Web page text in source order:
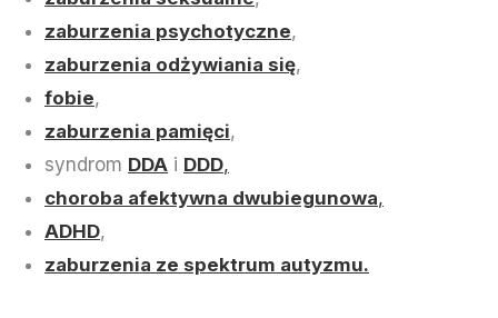
zaburzenia psychotyczne,
zaburzenia odżywiania się,
fobie,
zaburzenia pamięci,
syndrom DDA i DDD,
choroba afektywna dwubiegunowa,
ADHD,
zaburzenia ze spektrum autyzmu.